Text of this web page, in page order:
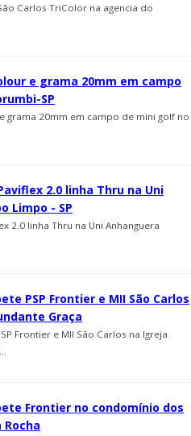
Carlos TriColor na agencia do
e grama 20mm em campo
SP
grama 20mm em campo de mini golf no
2.0 linha Thru na Uni
Limpo - SP
2.0 linha Thru na Uni Anhanguera
PSP Frontier e MII São Carlos
Graça
Frontier e MII São Carlos na Igreja
Frontier no condomí­nio dos
Rocha